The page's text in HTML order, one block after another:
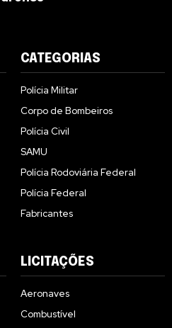
CATEGORIAS
Polícia Militar
Corpo de Bombeiros
Polícia Civil
SAMU
Polícia Rodoviária Federal
Polícia Federal
Fabricantes
LICITAÇÕES
Aeronaves
Combustível